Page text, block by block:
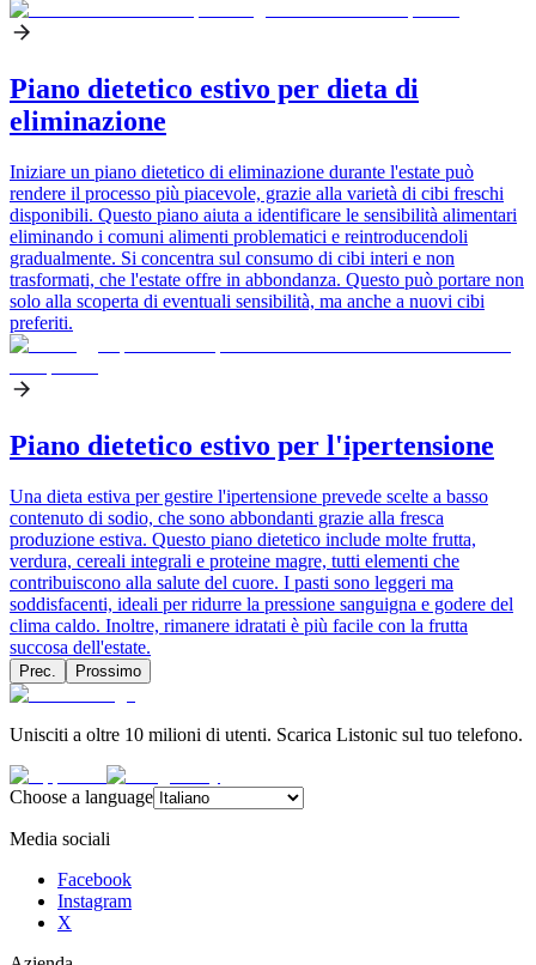
Piano dietetico estivo per dieta di
eliminazione
Iniziare un piano dietetico di eliminazione durante l'estate può
rendere il processo più piacevole, grazie alla varietà di cibi freschi
disponibili. Questo piano aiuta a identificare le sensibilità alimentari
eliminando i comuni alimenti problematici e reintroducendoli
gradualmente. Si concentra sul consumo di cibi interi e non
trasformati, che l'estate offre in abbondanza. Questo può portare non
solo alla scoperta di eventuali sensibilità, ma anche a nuovi cibi
preferiti.
Piano dietetico estivo per l'ipertensione
Una dieta estiva per gestire l'ipertensione prevede scelte a basso
contenuto di sodio, che sono abbondanti grazie alla fresca
produzione estiva. Questo piano dietetico include molte frutta,
verdura, cereali integrali e proteine magre, tutti elementi che
contribuiscono alla salute del cuore. I pasti sono leggeri ma
soddisfacenti, ideali per ridurre la pressione sanguigna e godere del
clima caldo. Inoltre, rimanere idratati è più facile con la frutta
succosa dell'estate.
Prec. Prossimo
Unisciti a oltre 10 milioni di utenti. Scarica Listonic sul tuo telefono.
Choose a language
Media sociali
Facebook
Instagram
X